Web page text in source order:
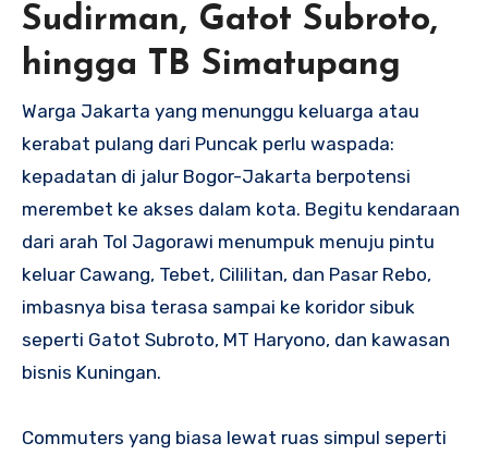
Sudirman, Gatot Subroto,
hingga TB Simatupang
Warga Jakarta yang menunggu keluarga atau
kerabat pulang dari Puncak perlu waspada:
kepadatan di jalur Bogor-Jakarta berpotensi
merembet ke akses dalam kota. Begitu kendaraan
dari arah Tol Jagorawi menumpuk menuju pintu
keluar Cawang, Tebet, Cililitan, dan Pasar Rebo,
imbasnya bisa terasa sampai ke koridor sibuk
seperti Gatot Subroto, MT Haryono, dan kawasan
bisnis Kuningan.
Commuters yang biasa lewat ruas simpul seperti